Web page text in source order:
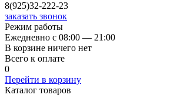
8(925)32-222-23
заказать звонок
Режим работы
Ежедневно с 08:00 — 21:00
В корзине ничего нет
Всего к оплате
0
Перейти в корзину
Каталог товаров